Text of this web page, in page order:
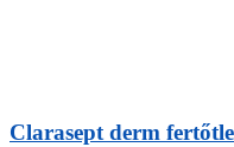
Clarasept derm